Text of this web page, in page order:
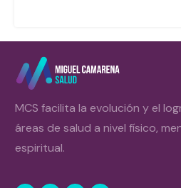
MCS facilita la evolución y el
áreas de salud a nivel físico,
espiritual.